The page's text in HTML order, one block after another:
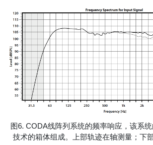
图6. CODA线阵列系统的频率响应，该系
技术的箱体组成。上部轨迹在轴测量；下